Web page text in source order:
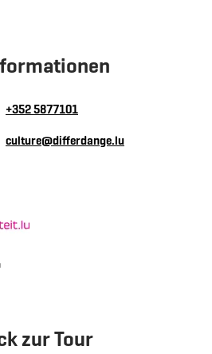
+352 5877101
culture@differdange.lu
zur Tour